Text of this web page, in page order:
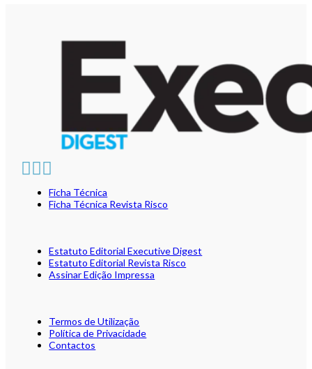
Ficha Técnica
Ficha Técnica Revista Risco
Estatuto Editorial Executive Digest
Estatuto Editorial Revista Risco
Assinar Edição Impressa
Termos de Utilização
Política de Privacidade
Contactos